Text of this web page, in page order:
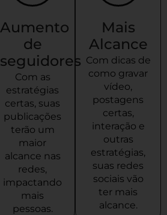
Aumento
de
seguidores
Com as
estratégias
certas, suas
publicações
terão um
maior
alcance nas
redes,
impactando
mais
pessoas.
Mais
Alcance
Com dicas de
como gravar
vídeo,
postagens
certas,
interação e
outras
estratégias,
suas redes
sociais vão
ter mais
alcance.